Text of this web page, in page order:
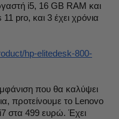
i5, 16 GB RAM και
pro, και 3 έχει χρόνια
hp-elitedesk-800-
που θα καλύψει
προτείνουμε το Lenovo
στα 499 ευρώ. Έχει